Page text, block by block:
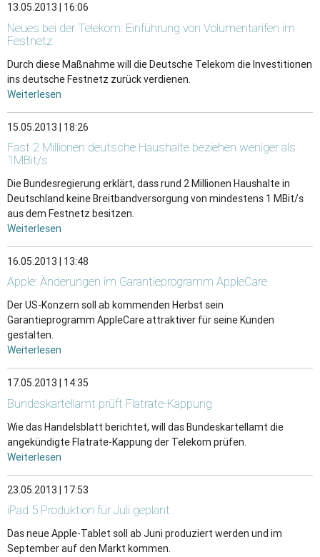
13.05.2013 | 16:06
Neues bei der Telekom: Einführung von Volumentarifen im
Festnetz
Durch diese Maßnahme will die Deutsche Telekom die Investitionen
ins deutsche Festnetz zurück verdienen.
Weiterlesen
15.05.2013 | 18:26
Fast 2 Millionen deutsche Haushalte beziehen weniger als
1MBit/s
Die Bundesregierung erklärt, dass rund 2 Millionen Haushalte in
Deutschland keine Breitbandversorgung von mindestens 1 MBit/s
aus dem Festnetz besitzen.
Weiterlesen
16.05.2013 | 13:48
Apple: Änderungen im Garantieprogramm AppleCare
Der US-Konzern soll ab kommenden Herbst sein
Garantieprogramm AppleCare attraktiver für seine Kunden
gestalten.
Weiterlesen
17.05.2013 | 14:35
Bundeskartellamt prüft Flatrate-Kappung
Wie das Handelsblatt berichtet, will das Bundeskartellamt die
angekündigte Flatrate-Kappung der Telekom prüfen.
Weiterlesen
23.05.2013 | 17:53
iPad 5 Produktion für Juli geplant
Das neue Apple-Tablet soll ab Juni produziert werden und im
September auf den Markt kommen.